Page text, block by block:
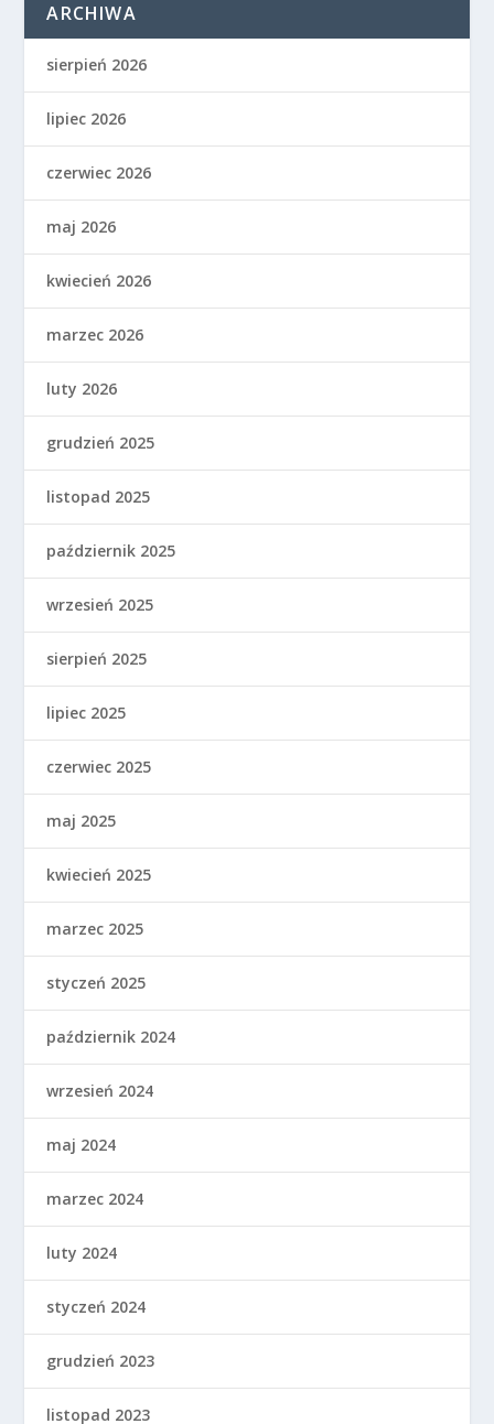
ARCHIWA
sierpień 2026
lipiec 2026
czerwiec 2026
maj 2026
kwiecień 2026
marzec 2026
luty 2026
grudzień 2025
listopad 2025
październik 2025
wrzesień 2025
sierpień 2025
lipiec 2025
czerwiec 2025
maj 2025
kwiecień 2025
marzec 2025
styczeń 2025
październik 2024
wrzesień 2024
maj 2024
marzec 2024
luty 2024
styczeń 2024
grudzień 2023
listopad 2023